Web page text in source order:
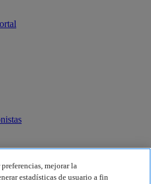
mejorar la
estadísticas de usuario a fin